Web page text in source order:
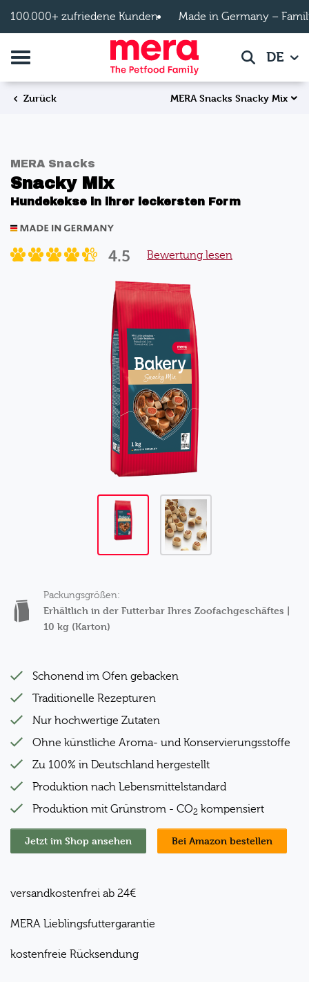
100.000+ zufriedene Kunden Made in Germany –
Navigation umschalten SucheDE
Zurück MERA Snacks Snacky Mix
MERA Snacks
Snacky Mix
Hundekekse in ihrer leckersten Form
4.5 Bewertung lesen
Packungsgrößen:
Erhältlich in der Futterbar Ihres Zoofachgeschäftes |
10 kg (Karton)
Schonend im Ofen gebacken
Traditionelle Rezepturen
Nur hochwertige Zutaten
Ohne künstliche Aroma- und Konservierungsstoffe
Zu 100% in Deutschland hergestellt
Produktion nach Lebensmittelstandard
Produktion mit Grünstrom - CO2 kompensiert
Jetzt im Shop ansehen Bei Amazon bestellen
versandkostenfrei ab 24€
MERA Lieblingsfuttergarantie
kostenfreie Rücksendung